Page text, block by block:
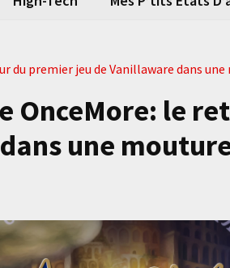
du premier jeu de Vanillaware dans
OnceMore: le
une